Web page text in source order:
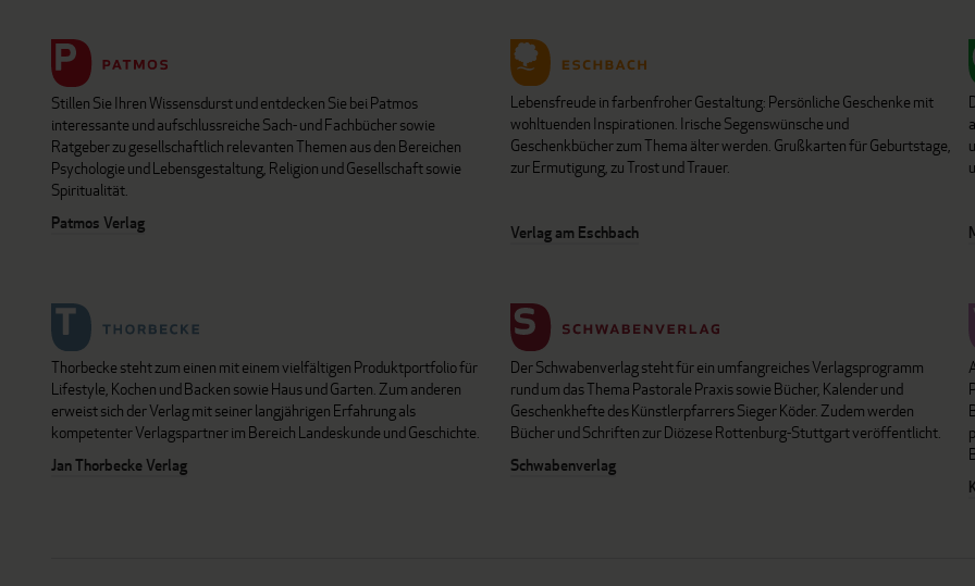
Stillen Sie Ihren Wissensdurst und entdecken Sie bei Patmos
interessante und aufschlussreiche Sach- und Fachbücher sowie
Ratgeber zu gesellschaftlich relevanten Themen aus den Bereichen
Psychologie und Lebensgestaltung, Religion und Gesellschaft sowie
Spiritualität.
Patmos Verlag
Lebensfreude in farbenfroher Gestaltung: Persönliche Geschenke mit
wohltuenden Inspirationen. Irische Segenswünsche und
Geschenkbücher zum Thema älter werden. Grußkarten für Geburtstage,
zur Ermutigung, zu Trost und Trauer.
Verlag am Eschbach
Thorbecke steht zum einen mit einem vielfältigen Produktportfolio für
Lifestyle, Kochen und Backen sowie Haus und Garten. Zum anderen
erweist sich der Verlag mit seiner langjährigen Erfahrung als
kompetenter Verlagspartner im Bereich Landeskunde und Geschichte.
Jan Thorbecke Verlag
Der Schwabenverlag steht für ein umfangreiches Verlagsprogramm
rund um das Thema Pastorale Praxis sowie Bücher, Kalender und
Geschenkhefte des Künstlerpfarrers Sieger Köder. Zudem werden
Bücher und Schriften zur Diözese Rottenburg-Stuttgart veröffentlicht.
Schwabenverlag